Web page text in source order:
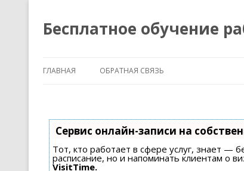
Бесплатное обучение
ГЛАВНАЯ ОБРАТНАЯ СВЯЗЬ
Сервис онлайн-записи на
Тот, кто работает в сфере услуг, знает —
расписание, но и напоминать клиентам о
VisitTime.